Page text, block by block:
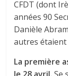
CFDT (dont
années 90
Danièle
autres étaient
La première